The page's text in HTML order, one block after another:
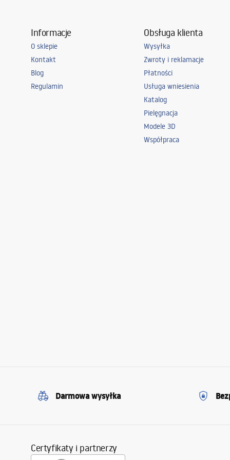
Informacje
O sklepie
Kontakt
Blog
Regulamin
Obsługa klienta
Wysyłka
Zwroty i reklamacje
Płatności
Usługa wniesienia
Katalog
Pielęgnacja
Modele 3D
Współpraca
Darmowa wysyłka
Certyfikaty i partnerzy